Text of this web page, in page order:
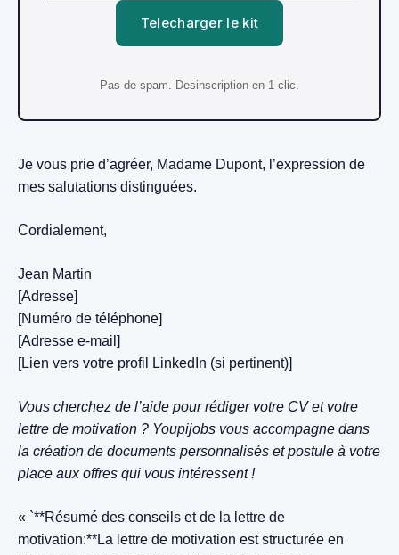
Telecharger le kit
Pas de spam. Desinscription en 1 clic.
Je vous prie d’agréer, Madame Dupont, l’expression de
mes salutations distinguées.
Cordialement,
Jean Martin
[Adresse]
[Numéro de téléphone]
[Adresse e-mail]
[Lien vers votre profil LinkedIn (si pertinent)]
Vous cherchez de l’aide pour rédiger votre CV et votre
lettre de motivation ? Youpijobs vous accompagne dans
la création de documents personnalisés et postule à votre
place aux offres qui vous intéressent !
« `**Résumé des conseils et de la lettre de
motivation:**La lettre de motivation est structurée en